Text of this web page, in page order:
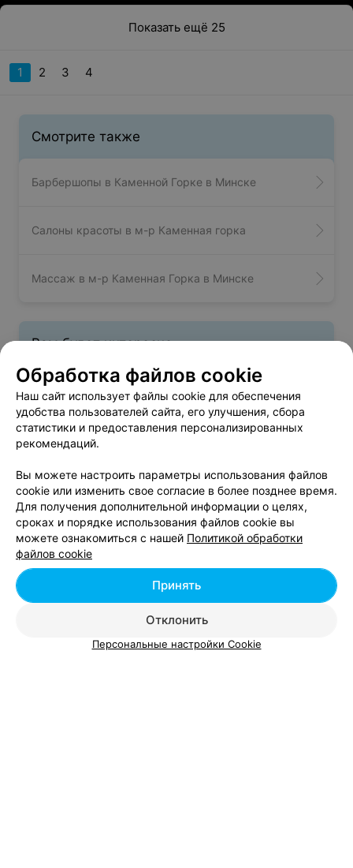
Показать ещё 25
1 2 3 4
Смотрите также
Барбершопы в Каменной Горке в Минске
Салоны красоты в м-р Каменная горка
Массаж в м-р Каменная Горка в Минске
Вам будет интересно
Парикмахерские в Малиновке в Минске
Парикмахерские в Новой Боровой в Минске
Парикмахерские в Боровлянах в Минске
Добавить компанию
Обработка файлов cookie
Наш сайт использует файлы cookie для обеспечения
удобства пользователей сайта, его улучшения, сбора
статистики и предоставления персонализированных
рекомендаций.
Вы можете настроить параметры использования файлов
cookie или изменить свое согласие в более позднее время.
Для получения дополнительной информации о целях,
сроках и порядке использования файлов cookie вы
можете ознакомиться с нашей Политикой обработки
файлов cookie
Отклонить
Принять
Персональные настройки Cookie